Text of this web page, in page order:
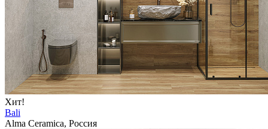
Хит!
Bali
Alma Ceramica, Россия